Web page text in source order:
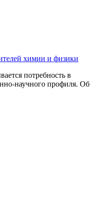
химии и физики
потребность в
научного профиля. Об